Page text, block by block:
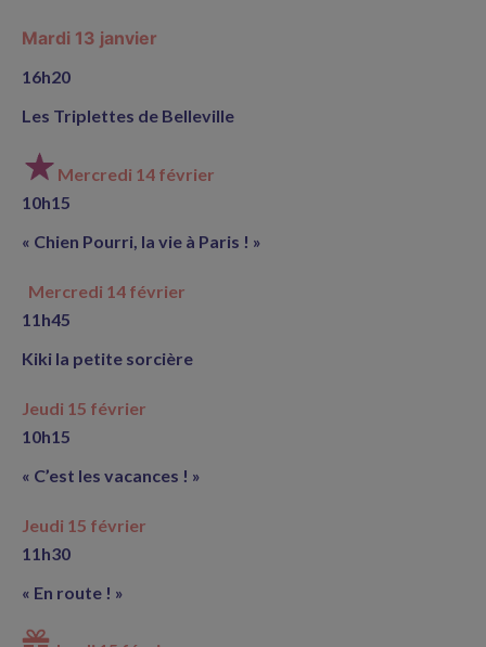
Mardi 13 janvier
16h20
Les Triplettes de Belleville
Mercredi 14 février
10h15
« Chien Pourri, la vie à Paris ! »
Mercredi 14 février
11h45
Kiki la petite sorcière
Jeudi 15 février
10h15
« C’est les vacances ! »
Jeudi 15 février
11h30
« En route ! »